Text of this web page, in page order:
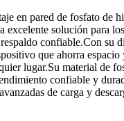
en pared de fosfato de
excelente solución para
confiable.Con su
que ahorra espacio
lugar.Su material de
confiable y
de carga y